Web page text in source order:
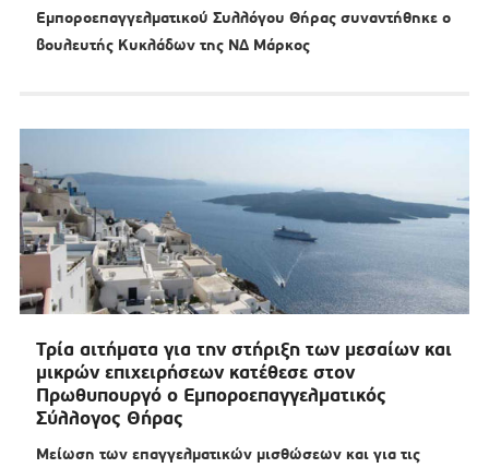
Εμποροεπαγγελματικού Συλλόγου Θήρας συναντήθηκε ο
βουλευτής Κυκλάδων της ΝΔ Μάρκος
Τρία αιτήματα για την στήριξη των μεσαίων και
μικρών επιχειρήσεων κατέθεσε στον
Πρωθυπουργό ο Εμποροεπαγγελματικός
Σύλλογος Θήρας
Μείωση των επαγγελματικών μισθώσεων και για τις